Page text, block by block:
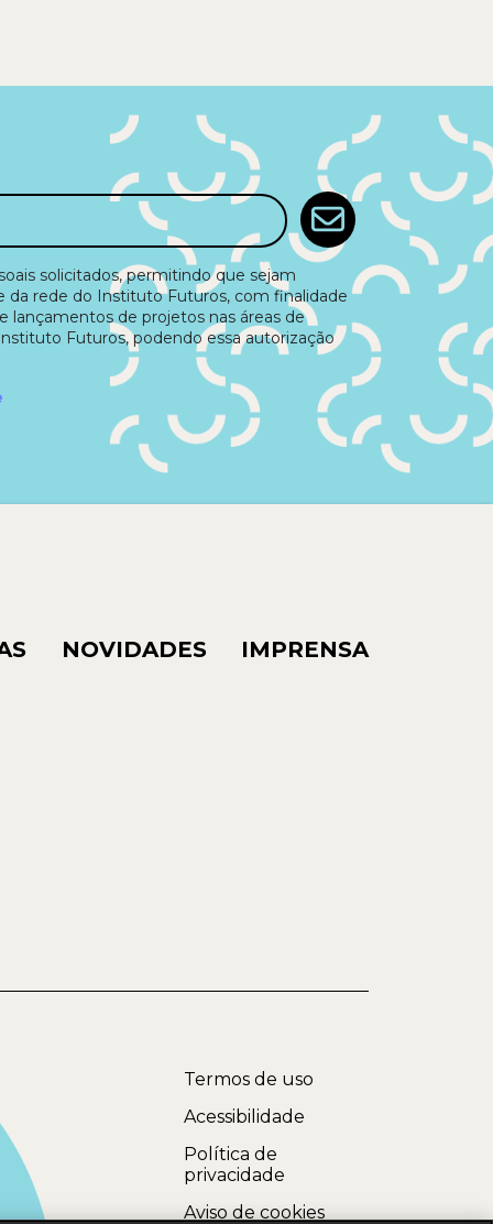
solicitados, permitindo que sejam
da rede do Instituto Futuros, com finalidade
lançamentos de projetos nas áreas de
Futuros, podendo essa autorização
NOVIDADES IMPRENSA
Termos de uso
Acessibilidade
Política de
privacidade
Aviso de cookies